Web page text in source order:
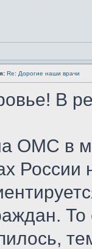
Re: Дорогие наши врачи
В
ОМС в
России
То